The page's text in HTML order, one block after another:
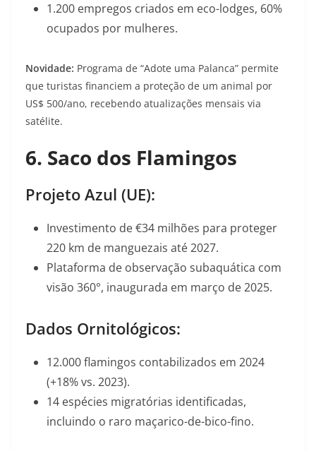
1.200 empregos criados em eco-lodges, 60%
ocupados por mulheres.
Novidade: Programa de “Adote uma Palanca” permite
que turistas financiem a proteção de um animal por
US$ 500/ano, recebendo atualizações mensais via
satélite.
6. Saco dos Flamingos
Projeto Azul (UE):
Investimento de €34 milhões para proteger
220 km de manguezais até 2027.
Plataforma de observação subaquática com
visão 360°, inaugurada em março de 2025.
Dados Ornitológicos:
12.000 flamingos contabilizados em 2024
(+18% vs. 2023).
14 espécies migratórias identificadas,
incluindo o raro maçarico-de-bico-fino.